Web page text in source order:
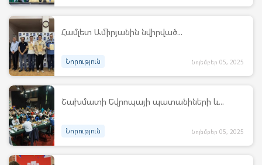
Համլետ Ամիրյանին նվիրված...
Նորություն Նոյեմբեր 05, 2025
Շախմատի Եվրոպայի պատանիների և...
Նորություն Նոյեմբեր 05, 2025